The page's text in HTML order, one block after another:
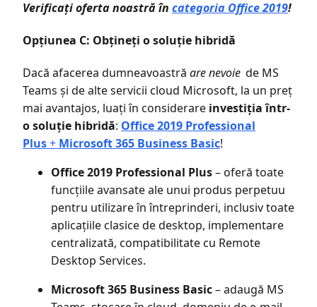
Verificați oferta noastră în categoria Office 2019!
Opțiunea C: Obțineți o soluție hibridă
Dacă afacerea dumneavoastră are nevoie de MS
Teams și de alte servicii cloud Microsoft, la un preț
mai avantajos, luați în considerare investiția într-
o soluție hibridă: Office 2019 Professional
Plus+ Microsoft 365 Business Basic!
Office 2019 Professional Plus– oferă toate
funcțiile avansate ale unui produs perpetuu
pentru utilizare în întreprinderi, inclusiv toate
aplicațiile clasice de desktop, implementare
centralizată, compatibilitate cu Remote
Desktop Services.
Microsoft 365 Business Basic– adaugă MS